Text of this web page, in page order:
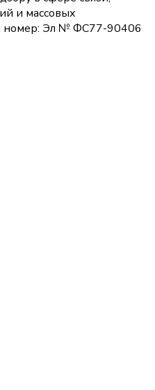
и массовых
номер: Эл № ФС77-90406